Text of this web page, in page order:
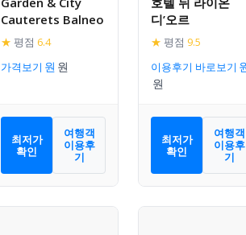
Cauterets Balneo
★ 평점 6.4
가격보기
최저가
확인
여행객
이용후
기
디’오르
★ 평점 9.5
이용후기 바로보기
최저가
확인
여행객
이용후
기